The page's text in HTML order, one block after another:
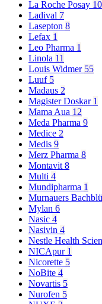
La Roche Posay
Ladival 7
Lasepton 8
Lefax 1
Leo Pharma 1
Linola 11
Louis Widmer 55
Luuf 5
Madaus 2
Magister Doskar 1
Mama Aua 12
Meda Pharma 9
Medice 2
Medis 9
Merz Pharma 8
Montavit 8
Multi 4
Mundipharma 1
Murnauers
Mylan 6
Nasic 4
Nasivin 4
Nestle Health
NICApur 1
Nicorette 5
NoBite 4
Novartis 5
Nurofen 5